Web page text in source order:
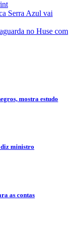
Serra Azul vai
no Huse com
mostra estudo
ministro
as contas